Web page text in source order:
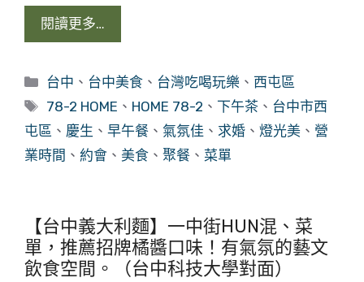
閱讀更多…
分
類
台中 、 台中美食 、 台灣吃喝玩樂 、 西屯區
標
籤
78-2 HOME 、 HOME 78-2 、 下午茶 、 台中市西
屯區 、 慶生 、 早午餐 、 氣氛佳 、 求婚 、 燈光美 、 營
業時間 、 約會 、 美食 、 聚餐 、 菜單
【台中義大利麵】一中街HUN混、菜
單，推薦招牌橘醬口味！有氣氛的藝文
飲食空間。（台中科技大學對面）